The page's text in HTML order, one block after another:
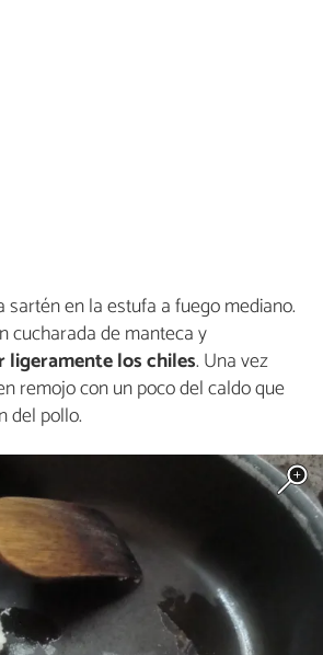
sartén en la estufa a fuego mediano.
cucharada de manteca y
ligeramente los chiles. Una vez
remojo con un poco del caldo que
del pollo.